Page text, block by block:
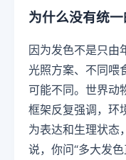
为什么没有统一
因为发色不是只由
光照方案、不同喂
可能不同。世界动
框架反复强调，环
为表达和生理状态
说，你问“多大发